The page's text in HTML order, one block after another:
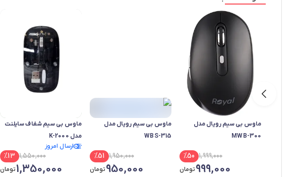
ماوس بی سیم رویال مدل
MWB-300
1,999,000
%50
999,000تومان
ماوس بی سیم رویال مدل
WBS-315
1,950,000
%51
950,000تومان
ماوس بی سیم شفاف سایلنت
مدل K-2000
ارسال امروز
1,550,000
%13
1,350,000تومان